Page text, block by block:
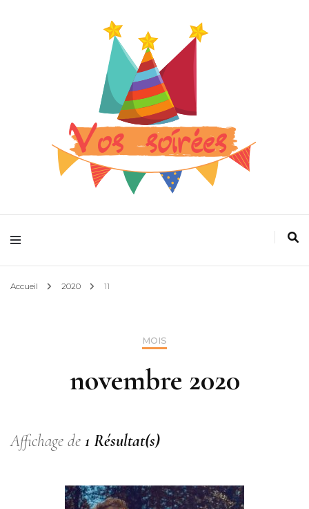
Vos spectacles
Pour que la fête devienne plus folle
Accueil 2020 11
MOIS
novembre 2020
Affichage de 1 Résultat(s)